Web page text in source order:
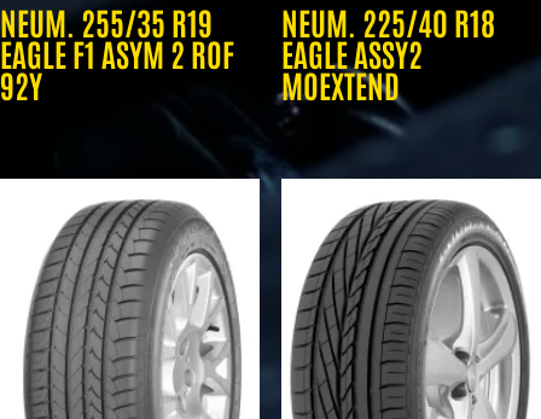
NEUM. 255/35 R19
EAGLE F1 ASYM 2 ROF
92Y
NEUM. 225/40 R18
EAGLE ASSY2
MOEXTEND